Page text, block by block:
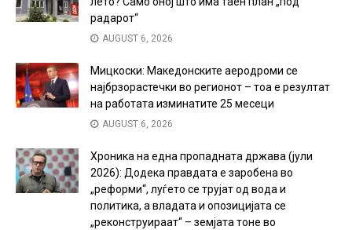
радарот“
AUGUST 6, 2026
Мицкоски: Македонските аеродроми се
најбрзорастечки во регионот – тоа е резултат
на работата изминатите 25 месеци
AUGUST 6, 2026
Хроника на една пропадната држава (јули
2026): Додека правдата е заробена во
„реформи“, луѓето се трујат од вода и
политика, а владата и опозицијата се
„реконструираат“ – земјата тоне во